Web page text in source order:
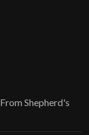
Shepherd's